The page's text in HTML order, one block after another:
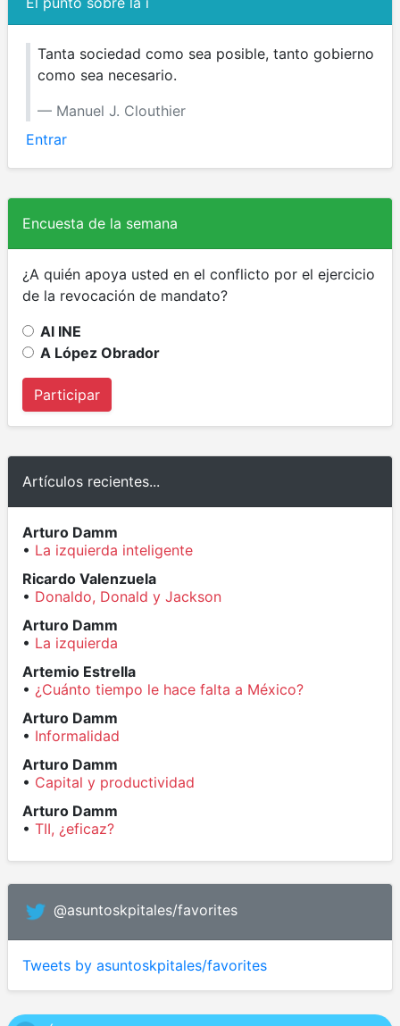
Tanta sociedad como sea posible, tanto gobierno
como sea necesario.
Manuel J. Clouthier
Entrar
Encuesta de la semana
¿A quién apoya usted en el conflicto por el ejercicio
de la revocación de mandato?
Al INE
A López Obrador
Participar
Artículos recientes...
Arturo Damm
• La izquierda inteligente
Ricardo Valenzuela
• Donaldo, Donald y Jackson
Arturo Damm
• La izquierda
Artemio Estrella
• ¿Cuánto tiempo le hace falta a México?
Arturo Damm
• Informalidad
Arturo Damm
• Capital y productividad
Arturo Damm
• TII, ¿eficaz?
@asuntoskpitales/favorites
Tweets by asuntoskpitales/favorites